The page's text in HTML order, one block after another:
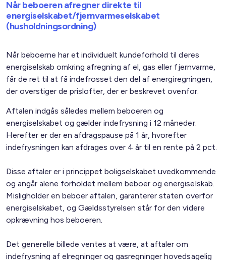
Når beboeren afregner direkte til
energiselskabet/fjernvarmeselskabet
(husholdningsordning)
Når beboerne har et individuelt kundeforhold til deres
energiselskab omkring afregning af el, gas eller fjernvarme,
får de ret til at få indefrosset den del af energiregningen,
der overstiger de prislofter, der er beskrevet ovenfor.
Aftalen indgås således mellem beboeren og
energiselskabet og gælder indefrysning i 12 måneder.
Herefter er der en afdragspause på 1 år, hvorefter
indefrysningen kan afdrages over 4 år til en rente på 2 pct.
Disse aftaler er i princippet boligselskabet uvedkommende
og angår alene forholdet mellem beboer og energiselskab.
Misligholder en beboer aftalen, garanterer staten overfor
energiselskabet, og Gældsstyrelsen står for den videre
opkrævning hos beboeren.
Det generelle billede ventes at være, at aftaler om
indefrysning af elregninger og gasregninger hovedsagelig